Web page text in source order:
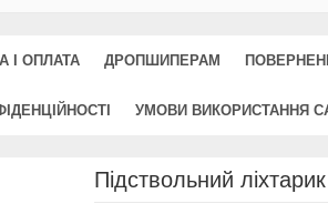
І ОПЛАТА ДРОПШИПЕРАМ
УМОВИ ВИКОРИСТАННЯ
Підствольний